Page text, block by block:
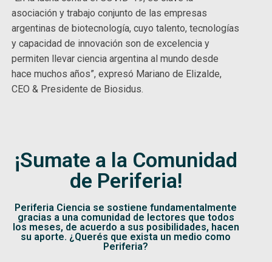
asociación y trabajo conjunto de las empresas
argentinas de biotecnología, cuyo talento, tecnologías
y capacidad de innovación son de excelencia y
permiten llevar ciencia argentina al mundo desde
hace muchos años”, expresó Mariano de Elizalde,
CEO & Presidente de Biosidus.
¡Sumate a la Comunidad
de Periferia!
Periferia Ciencia se sostiene fundamentalmente
gracias a una comunidad de lectores que todos
los meses, de acuerdo a sus posibilidades, hacen
su aporte. ¿Querés que exista un medio como
Periferia?